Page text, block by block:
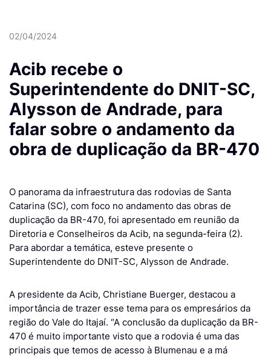
02/04/2024
Acib recebe o
Superintendente do DNIT-SC,
Alysson de Andrade, para
falar sobre o andamento da
obra de duplicação da BR-470
O panorama da infraestrutura das rodovias de Santa
Catarina (SC), com foco no andamento das obras de
duplicação da BR-470, foi apresentado em reunião da
Diretoria e Conselheiros da Acib, na segunda-feira (2).
Para abordar a temática, esteve presente o
Superintendente do DNIT-SC, Alysson de Andrade.
A presidente da Acib, Christiane Buerger, destacou a
importância de trazer esse tema para os empresários da
região do Vale do Itajaí. “A conclusão da duplicação da BR-
470 é muito importante visto que a rodovia é uma das
principais que temos de acesso à Blumenau e a má